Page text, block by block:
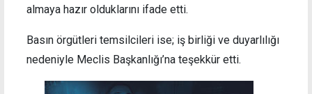
almaya hazır olduklarını ifade etti.
Basın örgütleri temsilcileri ise; iş birliği ve duyarlılığı
nedeniyle Meclis Başkanlığı’na teşekkür etti.